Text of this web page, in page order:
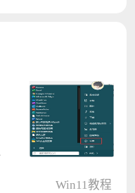
Win11教程